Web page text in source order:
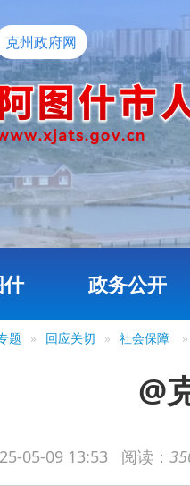
克州政府网
政务公开
题 » 回应关切 » 社会保障 »
@
05-09 13:53 阅读：
“就医费用报销